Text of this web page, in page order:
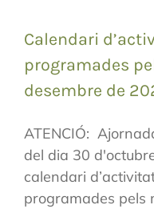
Calendari
programades
desembre de
ATENCIÓ:
del dia 30
calendari
programades pels